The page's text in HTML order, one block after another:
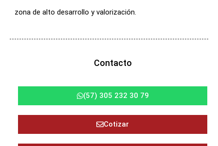
zona de alto desarrollo y valorización.
Contacto
(57) 305 232 30 79
Cotizar